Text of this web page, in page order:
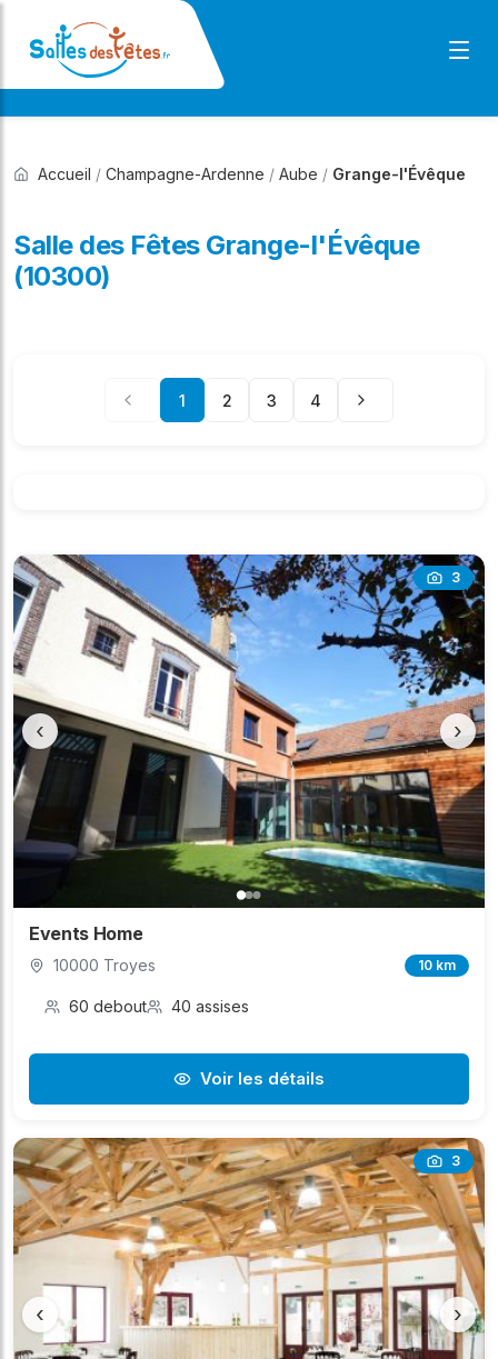
Accueil / Champagne-Ardenne / Aube / Grange-l'Évêque
Salle des Fêtes Grange-l'Évêque
(10300)
1 2 3 4
3
‹ ›
Events Home
10000 Troyes 10 km
60 debout 40 assises
Voir les détails
3
‹ ›